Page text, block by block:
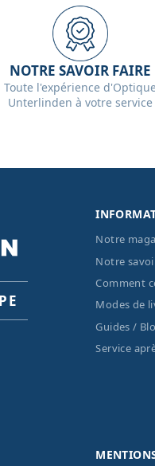
NOTRE SAVOIR FAIRE
Toute l'expérience
Unterlinden à votre service
Notre
Notre
Comment
Modes de
Guides /
Service